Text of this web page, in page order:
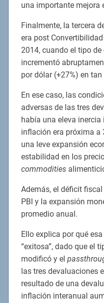
una importante mejora
Finalmente, la tercera
era post
2014, cuando el tipo
incrementó
por dólar (+27%) en
En ese caso, las
adversas de las tres
había una eleva
inflación era próxima a
una leve expansión
estabilidad en los
commodities
Además, el déficit
PBI y la expansión
promedio anual.
Ello explica por qué
“exitosa”, dado que el
modificó y el
las tres devaluaciones
resultado de una
inflación interanual